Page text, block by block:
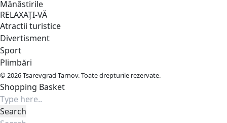
Mănăstirile
RELAXAȚI-VĂ
Atractii turistice
Divertisment
Sport
Plimbări
© 2026 Tsarevgrad Tarnov. Toate drepturile rezervate.
Shopping Basket